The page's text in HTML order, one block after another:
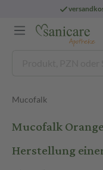
Mucofalk
Mucofalk
Herstellung